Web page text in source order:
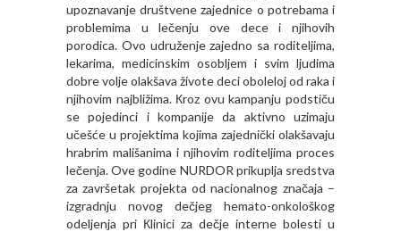
upoznavanje društvene zajednice o potrebama i
problemima u lečenju ove dece i njihovih
porodica. Ovo udruženje zajedno sa roditeljima,
lekarima, medicinskim osobljem i svim ljudima
dobre volje olakšava živote deci oboleloj od raka i
njihovim najbližima. Кroz ovu kampanju podstiču
se pojedinci i kompanije da aktivno uzimaju
učešće u projektima kojima zajednički olakšavaju
hrabrim mališanima i njihovim roditeljima proces
lečenja. Ove godine NURDOR prikuplja sredstva
za završetak projekta od nacionalnog značaja –
izgradnju novog dečjeg hemato-onkološkog
odeljenja pri Кlinici za dečje interne bolesti u